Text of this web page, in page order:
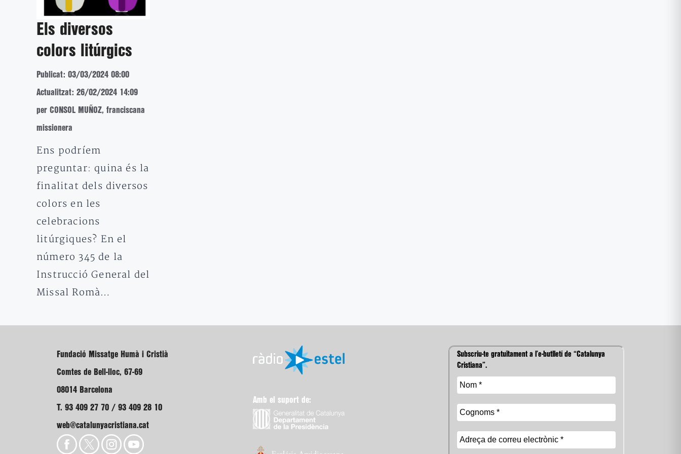
Els diversos
colors litúrgics
Publicat: 03/03/2024 08:00
Actualitzat: 26/02/2024 14:09
per CONSOL MUÑOZ, franciscana
missionera
Ens podríem
preguntar: quina és la
finalitat dels diversos
colors en les
celebracions
litúrgiques? En el
número 345 de la
Instrucció General del
Missal Romà…
Fundació Missatge Humà i Cristià
Comtes de Bell-lloc, 67-69
08014 Barcelona
T. 93 409 27 70 / 93 409 28 10
web@catalunyacristiana.cat
Amb el suport de:
Subscriu-te gratuïtament a l’e-butlletí de “Catalunya
Cristiana”.